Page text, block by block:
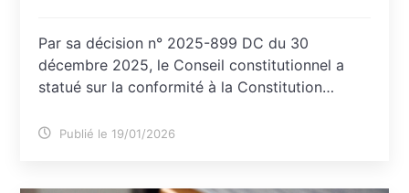
Par sa décision n° 2025-899 DC du 30
décembre 2025, le Conseil constitutionnel a
statué sur la conformité à la Constitution…
Publié le 19/01/2026